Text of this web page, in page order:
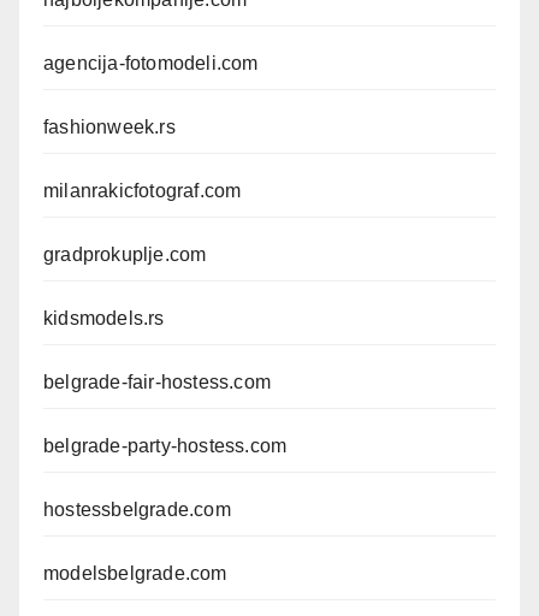
agencija-fotomodeli.com
fashionweek.rs
milanrakicfotograf.com
gradprokuplje.com
kidsmodels.rs
belgrade-fair-hostess.com
belgrade-party-hostess.com
hostessbelgrade.com
modelsbelgrade.com